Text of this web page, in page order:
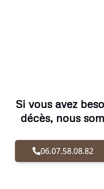
Si vous avez
décès, nous
06.07.58.08.82